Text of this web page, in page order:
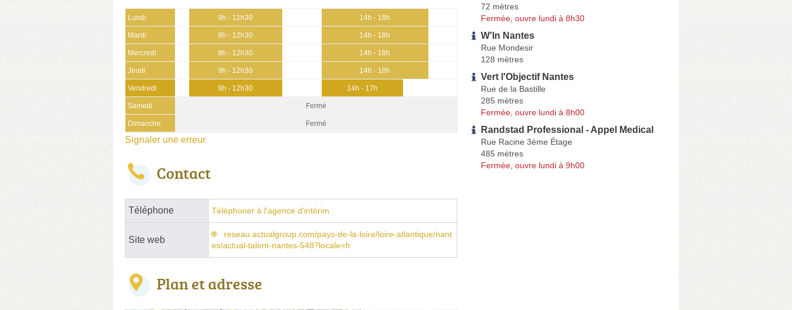
Lundi 9h - 12h30 14h - 18h
Mardi 9h - 12h30 14h - 18h
Mercredi 9h - 12h30 14h - 18h
Jeudi 9h - 12h30 14h - 18h
Vendredi 9h - 12h30 14h - 17h
Samedi Fermé
Dimanche Fermé
Signaler une erreur
Contact
Téléphone Téléphoner à l'agence d'intérim
Site web
reseau.actualgroup.com/pays-de-la-loire/loire-atlantique/nant
es/actual-talent-nantes-548?locale=fr
Plan et adresse
72 mètres
Fermée, ouvre lundi à 8h30
W'In Nantes
Rue Mondesir
128 mètres
Vert l'Objectif Nantes
Rue de la Bastille
285 mètres
Fermée, ouvre lundi à 8h00
Randstad Professional - Appel Medical
Rue Racine 3ème Étage
485 mètres
Fermée, ouvre lundi à 9h00